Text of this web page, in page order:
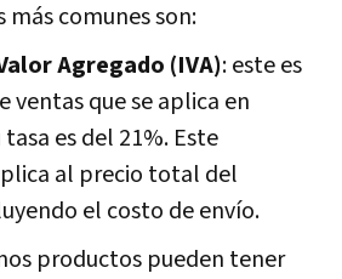
más comunes son:
Agregado (IVA): este es
ventas que se aplica en
es del 21%. Este
al precio total del
el costo de envío.
productos pueden tener